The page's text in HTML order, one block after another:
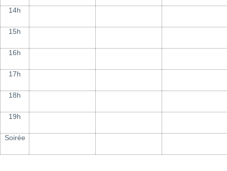
14h
15h
16h
17h
18h
19h
Soirée